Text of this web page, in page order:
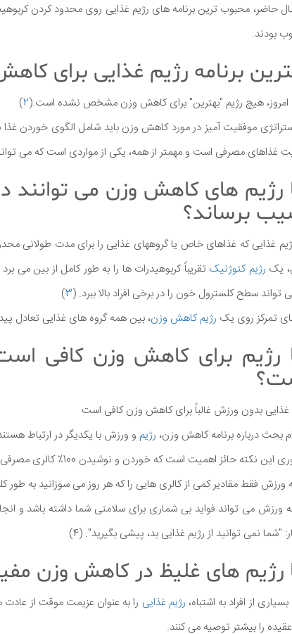
حاضر، محبوب ترین برنامه های رژیم غذایی روی محدود کردن
بودند.
برنامه رژیم غذایی برای
امروز، هیچ رژیم "بهترین" برای کاهش وزن مشخص نشده است.(2
)
موفقیت آمیز در مورد کاهش وزن باید شامل الگوی خوردن
غذاهای مصرفی است و مهمتر از همه، یکی از مواردی است که می
رژیم های کاهش وزن می توانند
برساند؟
غذایی که غذاهای خاص یا گروههای غذایی را برای مدت طولانی
یک رژیم کتوژنیک تقریباً کربوهیدرات ها را به طور کامل از بین
تواند سطح کلسترول خون را در برخی افراد بالا ببرد. (3
)
تمرکز روی یک رژیم کاهش وزن، بین همه گروه های غذایی تعادل
رژیم برای کاهش وزن کافی
غذایی بدون ورزش غالباً برای کاهش وزن کافی است
بحث درباره برنامه کاهش وزن، رژیم و ورزش با یکدیگر در ارتباط
یادآوری این نکته حائز
فقط مقادیر کمی از کالری هایی را که هر روز می سوزانید به طور کلی از 10٪ تا 30٪ تشکیل
ورزش می تواند فواید بی شماری برای سلامتی شما داشته باشد و
"شما نمی توانید از رژیم غذایی بد، پیشی بگیرید". (4)
رژیم های غلیظ در کاهش وزن
از افراد به اشتباه، رژیم غذایی را به عنوان عزیمت موقت از
را بیشتر توصیه می كنند.